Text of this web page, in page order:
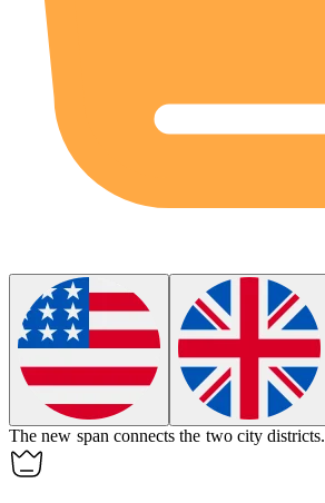
The new span connects the two city districts.